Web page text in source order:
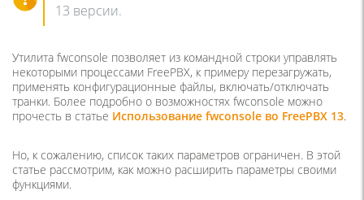
13 версии.
Утилита fwconsole позволяет из командной строки управлять
некоторыми процессами FreePBX, к примеру перезагружать,
применять конфигурационные файлы, включать/отключать
транки. Более подробно о возможностях fwconsole можно
прочесть в статье Использование fwconsole во FreePBX 13.
Но, к сожалению, список таких параметров ограничен. В этой
статье рассмотрим, как можно расширить параметры своими
функциями.